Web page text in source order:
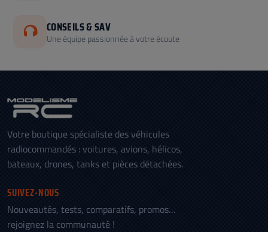
CONSEILS & SAV
Une équipe passionnée à votre écoute
Votre boutique spécialiste des véhicules
radiocommandés : voitures, avions, hélicos,
bateaux, drones, tanks et pièces détachées.
SUIVEZ-NOUS
Nouveautés, tests, comparatifs, promos…
rejoignez la communauté !